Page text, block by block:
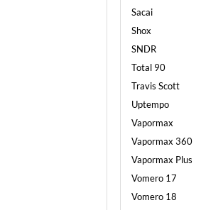
Sacai
Shox
SNDR
Total 90
Travis Scott
Uptempo
Vapormax
Vapormax 360
Vapormax Plus
Vomero 17
Vomero 18